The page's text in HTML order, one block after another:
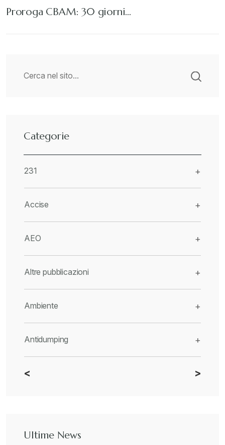
Proroga CBAM: 30 giorni…
Categorie
231 +
Accise +
AEO +
Altre pubblicazioni +
Ambiente +
Antidumping +
CBAM +
Deforestazione
< >
Ultime News